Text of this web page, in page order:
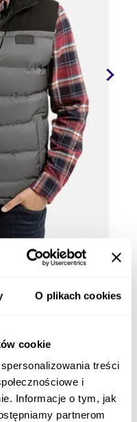
O plikach cookies
cookie
treści
i
Informacje o tym, jak
partnerom
019 GREY